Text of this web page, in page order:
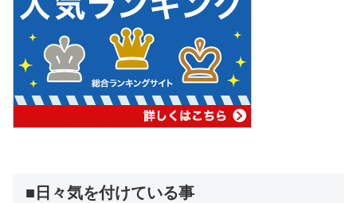
■日々気を付けている事